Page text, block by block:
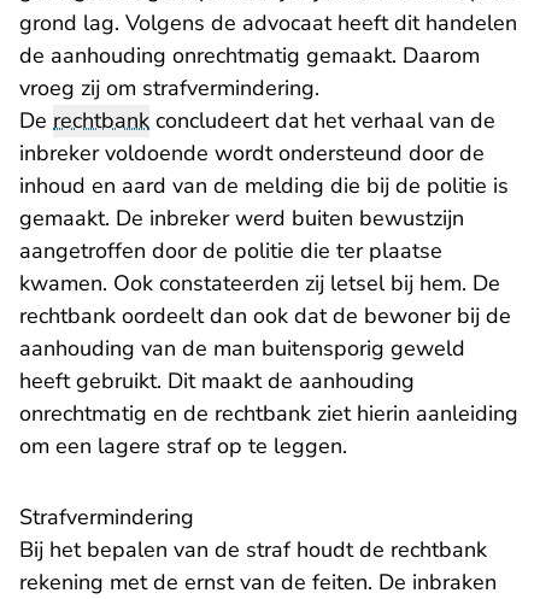
grond lag. Volgens de advocaat heeft dit handelen
de aanhouding onrechtmatig gemaakt. Daarom
vroeg zij om strafvermindering.
De rechtbank concludeert dat het verhaal van de
inbreker voldoende wordt ondersteund door de
inhoud en aard van de melding die bij de politie is
gemaakt. De inbreker werd buiten bewustzijn
aangetroffen door de politie die ter plaatse
kwamen. Ook constateerden zij letsel bij hem. De
rechtbank oordeelt dan ook dat de bewoner bij de
aanhouding van de man buitensporig geweld
heeft gebruikt. Dit maakt de aanhouding
onrechtmatig en de rechtbank ziet hierin aanleiding
om een lagere straf op te leggen.
Strafvermindering
Bij het bepalen van de straf houdt de rechtbank
rekening met de ernst van de feiten. De inbraken